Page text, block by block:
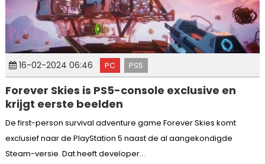
16-02-2024 06:46 PC PS5
Forever Skies is PS5-console exclusive en
krijgt eerste beelden
De first-person survival adventure game Forever Skies komt
exclusief naar de PlayStation 5 naast de al aangekondigde
Steam-versie. Dat heeft developer...